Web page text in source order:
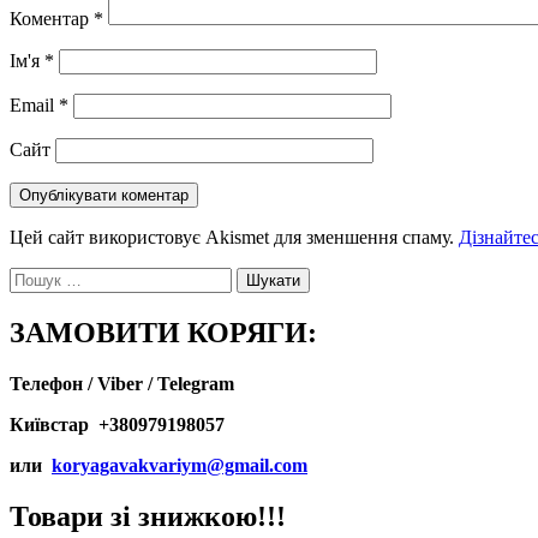
Коментар *
Ім'я *
Email *
Сайт
Цей сайт використовує Akismet для зменшення спаму.
Пошук:
ЗАМОВИТИ КОРЯГИ:
Телефон / Viber / Telegram
Київстар +380979198057
или koryagavakvariym@gmail.com
Товари зі знижкою!!!